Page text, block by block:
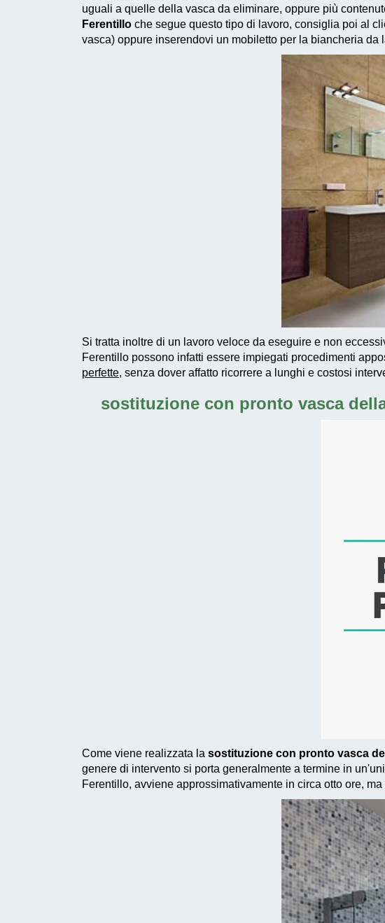
uguali a quelle della vasca da eliminare, oppure più
Ferentillo che segue questo tipo di lavoro, consiglia poi al
vasca) oppure inserendovi un mobiletto per la biancheria
Si tratta inoltre di un lavoro veloce da eseguire e non
Ferentillo possono infatti essere impiegati procedimenti
perfette, senza dover affatto ricorrere a lunghi e costosi
sostituzione con pronto vasca
Come viene realizzata la sostituzione con pronto vasca
genere di intervento si porta generalmente a termine in
Ferentillo, avviene approssimativamente in circa otto ore,